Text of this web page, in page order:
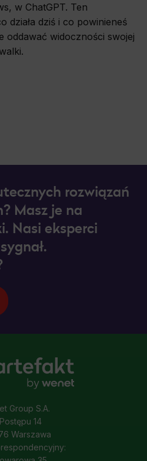
w ChatGPT. Ten
działa dziś i co powinieneś
oddawać widoczności swojej
rozwiązań
Masz je na
Nasi eksperci
Group S.A.
14
Warszawa